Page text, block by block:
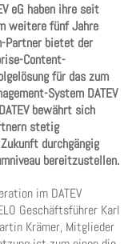
eG haben ihre seit
weitere fünf Jahre
Partner bietet der
Content-
für das zum
System DATEV
bewährt sich
stetig
durchgängig
bereitzustellen.
im DATEV
Geschäftsführer Karl
Krämer, Mitglieder